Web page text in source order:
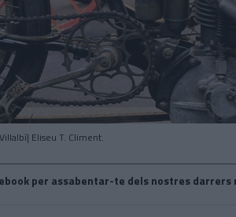
Eliseu T. Climent.
per assabentar-te dels nostres